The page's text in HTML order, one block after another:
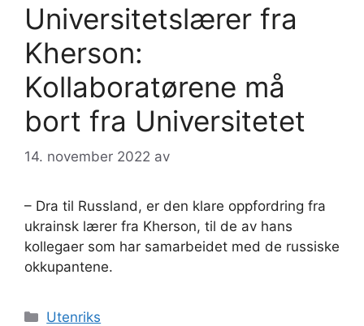
Universitetslærer fra
Kherson:
Kollaboratørene må
bort fra Universitetet
14. november 2022 av
– Dra til Russland, er den klare oppfordring fra
ukrainsk lærer fra Kherson, til de av hans
kollegaer som har samarbeidet med de russiske
okkupantene.
Kategorier
Utenriks